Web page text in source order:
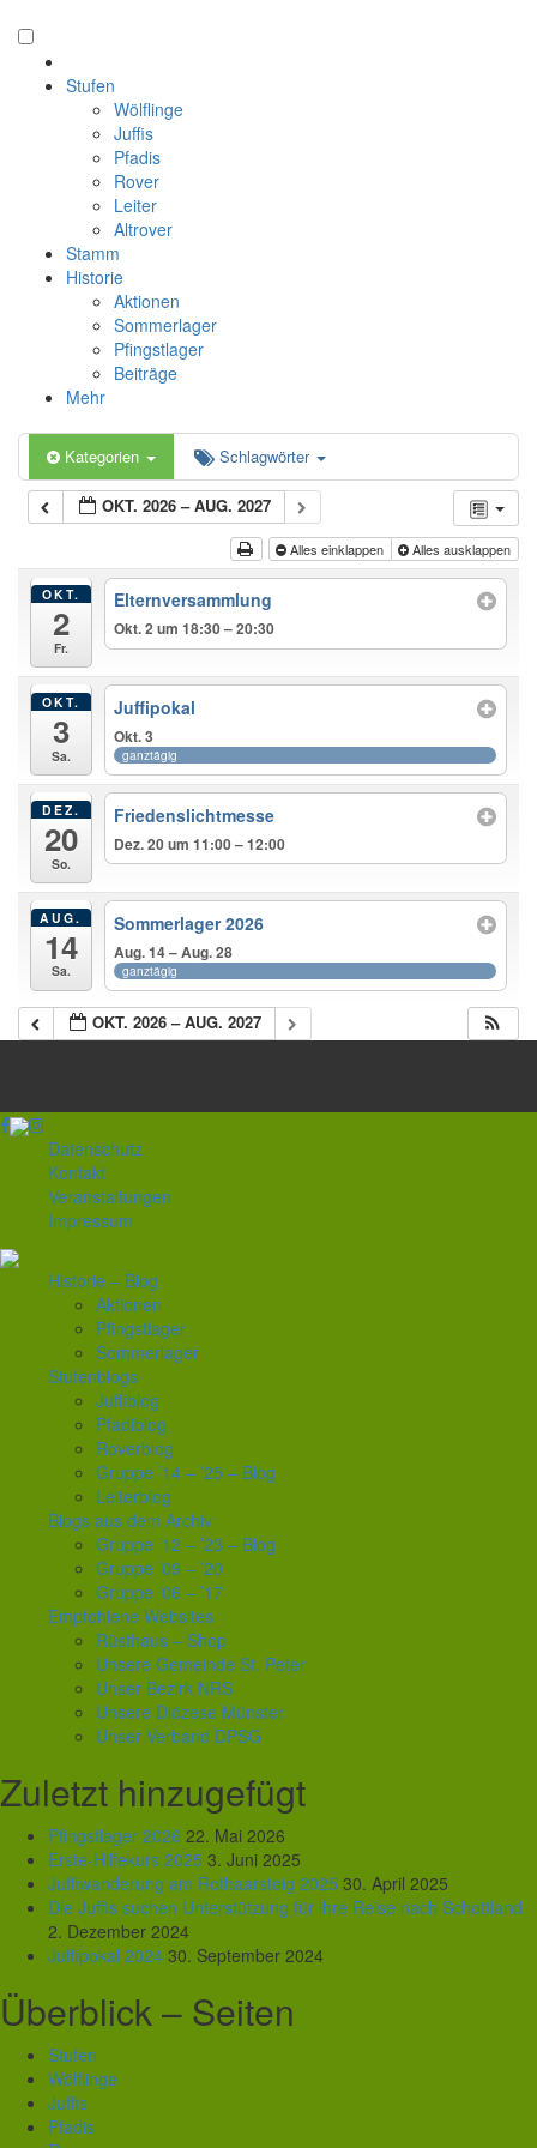
Stufen
Wölflinge
Juffis
Pfadis
Rover
Leiter
Altrover
Stamm
Historie
Aktionen
Sommerlager
Pfingstlager
Beiträge
Mehr
Kategorien Schlagwörter
OKT. 2026 – AUG. 2027
Alles einklappen Alles ausklappen
OKT.
2
Fr.
Elternversammlung
Okt. 2 um 18:30 – 20:30
OKT.
3
Sa.
Juffipokal
Okt. 3
ganztägig
DEZ.
20
So.
Friedenslichtmesse
Dez. 20 um 11:00 – 12:00
AUG.
14
Sa.
Sommerlager 2026
Aug. 14 – Aug. 28
ganztägig
OKT. 2026 – AUG. 2027
Datenschutz
Kontakt
Veranstaltungen
Impressum
Historie – Blog
Aktionen
Pfingstlager
Sommerlager
Stufenblogs
Juffiblog
Pfadiblog
Roverblog
Gruppe ’14 – ’25 – Blog
Leiterblog
Blogs aus dem Archiv
Gruppe ’12 – ’23 – Blog
Gruppe ’09 – ’20
Gruppe ’06 – ’17
Empfohlene Websites
Rüsthaus – Shop
Unsere Gemeinde St. Peter
Unser Bezirk NRS
Unsere Diözese Münster
Unser Verband DPSG
Zuletzt hinzugefügt
Pfingstlager 2026 22. Mai 2026
Erste-Hilfekurs 2025 3. Juni 2025
Juffiwanderung am Rothaarsteig 2025 30. April 2025
Die Juffis suchen Unterstützung für ihre Reise nach Schottland
2. Dezember 2024
Juffipokal 2024 30. September 2024
Überblick – Seiten
Stufen
Wölflinge
Juffis
Pfadis